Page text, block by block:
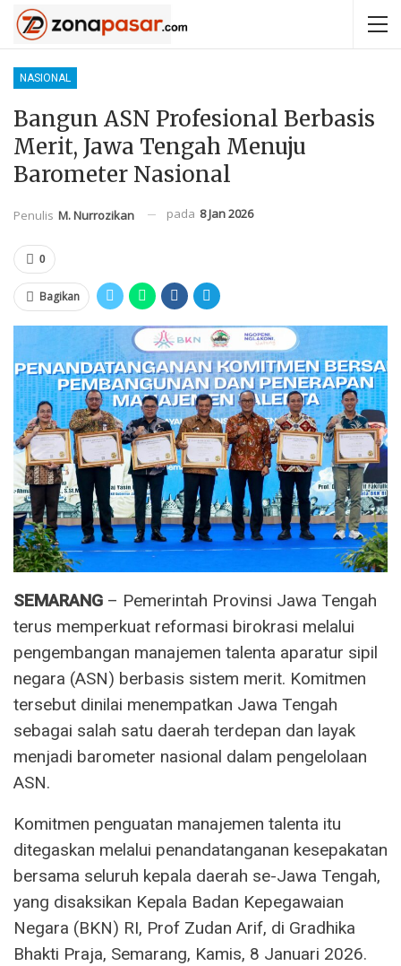
NASIONAL
Bangun ASN Profesional Berbasis
Merit, Jawa Tengah Menuju
Barometer Nasional
Penulis M. Nurrozikan pada 8 Jan 2026
0
Bagikan
SEMARANG – Pemerintah Provinsi Jawa Tengah
terus memperkuat reformasi birokrasi melalui
pengembangan manajemen talenta aparatur sipil
negara (ASN) berbasis sistem merit. Komitmen
tersebut dinilai menempatkan Jawa Tengah
sebagai salah satu daerah terdepan dan layak
menjadi barometer nasional dalam pengelolaan
ASN.
Komitmen penguatan manajemen talenta itu
ditegaskan melalui penandatanganan kesepakatan
bersama seluruh kepala daerah se-Jawa Tengah,
yang disaksikan Kepala Badan Kepegawaian
Negara (BKN) RI, Prof Zudan Arif, di Gradhika
Bhakti Praja, Semarang, Kamis, 8 Januari 2026.